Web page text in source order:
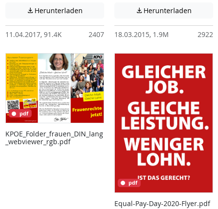
 Herunterladen Achtung: Diese Datei enthält unter
11.04.2017, 91.4K 2407
 Herunterladen
18.03.2015, 1.9M 2922
pdf
KPOE_Folder_frauen_DIN_lang
_webviewer_rgb.pdf
pdf
Equal-Pay-Day-2020-Flyer.pdf